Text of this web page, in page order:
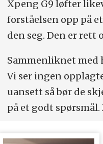
Xpeng G9 løfter
forståelsen opp på
den seg. Den er rett
Sammenliknet med
Vi ser ingen
uansett så bør de
på et godt